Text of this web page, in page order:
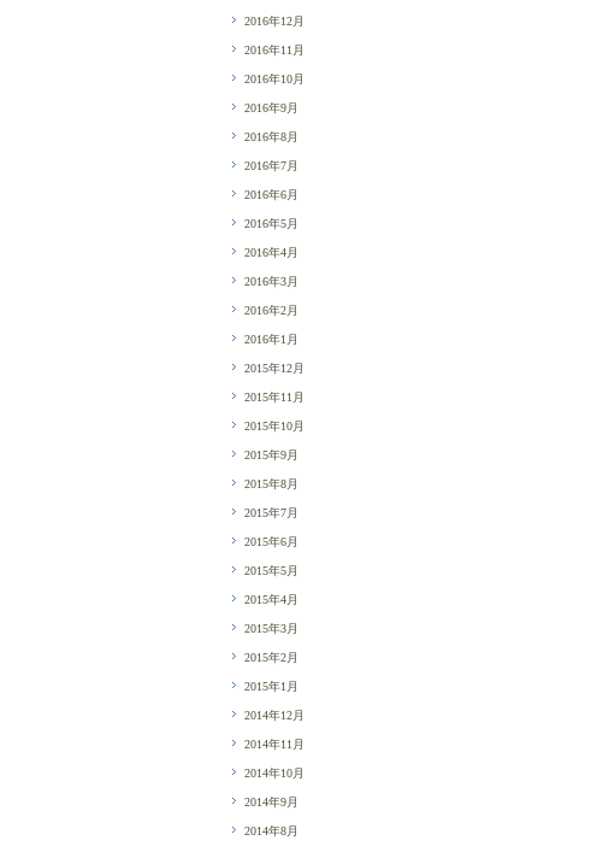
2016年12月
2016年11月
2016年10月
2016年9月
2016年8月
2016年7月
2016年6月
2016年5月
2016年4月
2016年3月
2016年2月
2016年1月
2015年12月
2015年11月
2015年10月
2015年9月
2015年8月
2015年7月
2015年6月
2015年5月
2015年4月
2015年3月
2015年2月
2015年1月
2014年12月
2014年11月
2014年10月
2014年9月
2014年8月